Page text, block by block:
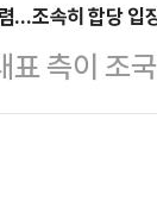
인 경북 포
보고회'를
이라고 반
대통령
처분하라
…조속히 합당 입
표 측이 조
에서 의